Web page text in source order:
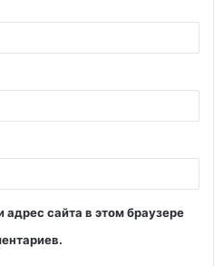
сайта в этом браузере